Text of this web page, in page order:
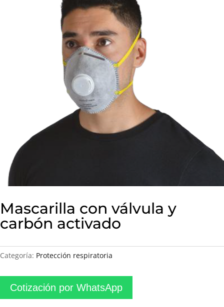
Mascarilla con válvula y
carbón activado
Categoría: Protección respiratoria
Cotización por WhatsApp